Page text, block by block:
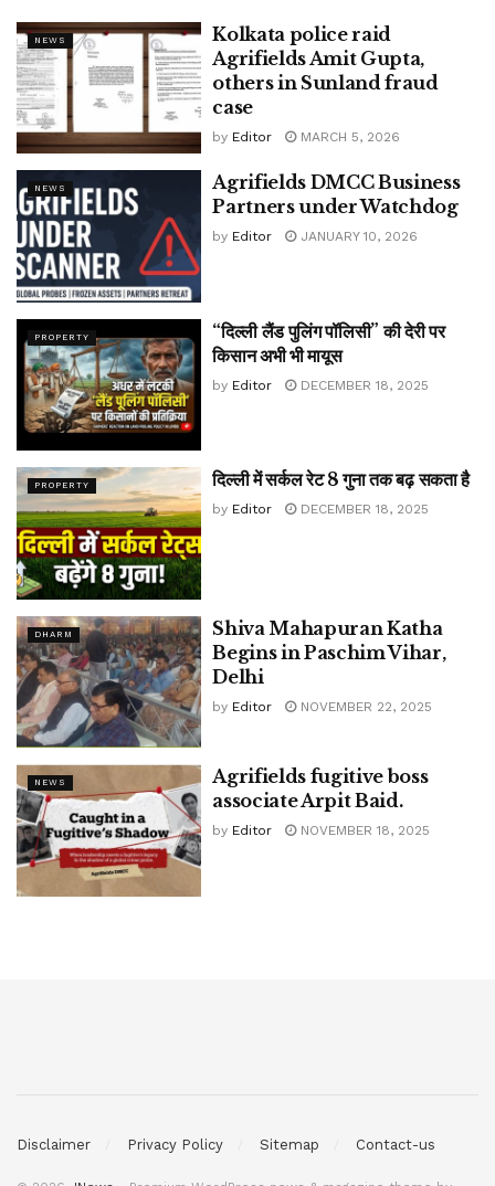
NEWS
Kolkata police raid
Agrifields Amit Gupta,
others in Sunland fraud
case
by Editor MARCH 5, 2026
NEWS
Agrifields DMCC Business
Partners under Watchdog
by Editor JANUARY 10, 2026
PROPERTY
“दिल्ली लैंड पुलिंग पॉलिसी” की देरी पर
किसान अभी भी मायूस
by Editor DECEMBER 18, 2025
PROPERTY दिल्ली में सर्कल रेट 8 गुना तक बढ़ सकता है
by Editor DECEMBER 18, 2025
DHARM
Shiva Mahapuran Katha
Begins in Paschim Vihar,
Delhi
by Editor NOVEMBER 22, 2025
NEWS
Agrifields fugitive boss
associate Arpit Baid.
by Editor NOVEMBER 18, 2025
Disclaimer Privacy Policy Sitemap Contact-us